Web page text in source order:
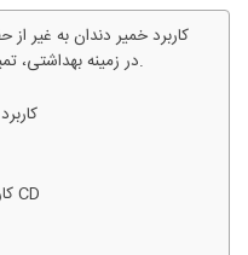
کاربرد خمیر دندان به غیر
در زمینه بهداشتی، تمیز کردن و درمان مشکلات پوستی دارد.
2-
5- کاربرد خمیر دندان در رفع خراش های CD